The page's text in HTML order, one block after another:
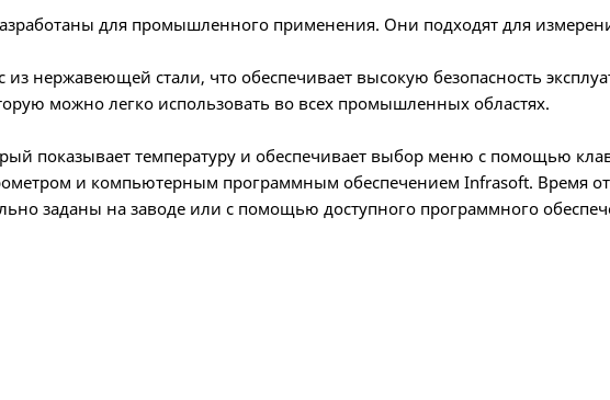
для промышленного применения. Они подходят для
нержавеющей стали, что обеспечивает высокую безопасность
можно легко использовать во всех промышленных областях.
показывает температуру и обеспечивает выбор меню с помощью
и компьютерным программным обеспечением Infrasoft. Время
заданы на заводе или с помощью доступного программного